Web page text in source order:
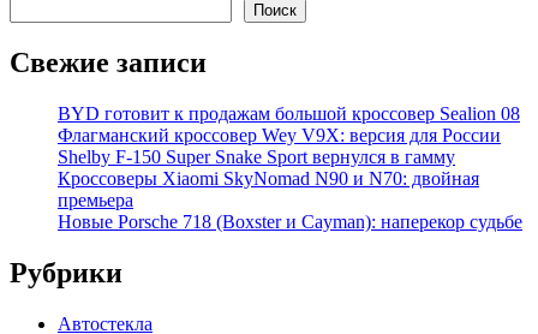
Поиск
Свежие записи
BYD готовит к продажам большой кроссовер Sealion 08
Флагманский кроссовер Wey V9X: версия для России
Shelby F-150 Super Snake Sport вернулся в гамму
Кроссоверы Xiaomi SkyNomad N90 и N70: двойная
премьера
Новые Porsche 718 (Boxster и Cayman): наперекор судьбе
Рубрики
Автостекла